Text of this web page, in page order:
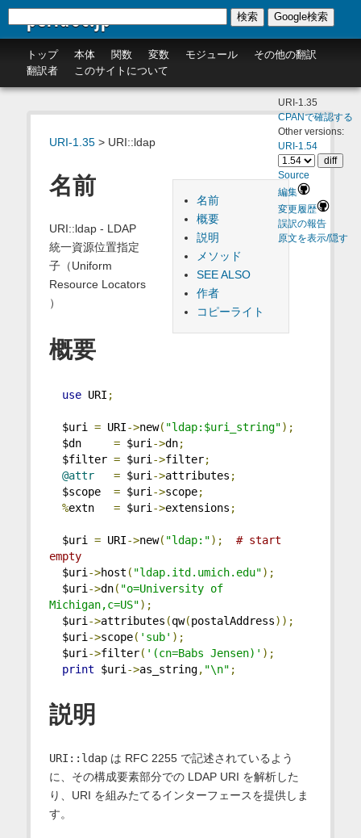
perldoc.jp
トップ 本体 関数 変数 モジュール
その他の翻訳
翻訳者
このサイトについて
検索 Google検索
URI-1.35> URI::ldap
URI-1.35
CPANで確認する
Other versions:
URI-1.54
Source
編集
変更履歴
誤訳の報告
原文を表示/隠す
名前
概要
説明
メソッド
SEE ALSO
作者
コピーライト
名前
URI::ldap - LDAP
統一資源位置指定
子（Uniform
Resource Locators
）
概要
use URI ;
$uri = URI->new( "ldap:$uri_string");
$dn = $uri->dn;
$filter = $uri->filter;
@attr
= $uri->attributes ;
$scope = $uri->scope;
%extn = $uri->extensions ;
$uri = URI->new( "ldap:");
# start
empty
$uri->host ( "ldap.itd.umich.edu");
$uri->dn( "o=University of
Michigan,c=US");
$uri->attributes (qw(postalAddress));
$uri->scope( 'sub' );
$uri->filter( '(cn=Babs Jensen)' );
print $uri->as_string, "\n" ;
説明
URI::ldapは RFC 2255 で記述されているよう
に、その構成要素部分での LDAP URI を解析した
り、URI を組みたてるインターフェースを提供しま
す。